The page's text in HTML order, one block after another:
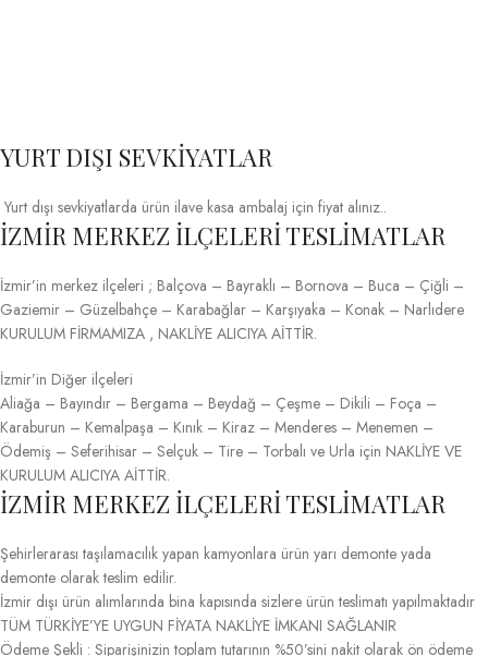
YURT DIŞI SEVKİYATLAR
Yurt dışı sevkiyatlarda ürün ilave kasa ambalaj için fiyat alınız..
İZMİR MERKEZ İLÇELERİ TESLİMATLAR
İzmir’in merkez ilçeleri ; Balçova – Bayraklı – Bornova – Buca – Çiğli –
Gaziemir – Güzelbahçe – Karabağlar – Karşıyaka – Konak – Narlıdere
KURULUM FİRMAMIZA , NAKLİYE ALICIYA AİTTİR.
İzmir’in Diğer ilçeleri
Aliağa – Bayındır – Bergama – Beydağ – Çeşme – Dikili – Foça –
Karaburun – Kemalpaşa – Kınık – Kiraz – Menderes – Menemen –
Ödemiş – Seferihisar – Selçuk – Tire – Torbalı ve Urla için NAKLİYE VE
KURULUM ALICIYA AİTTİR.
İZMİR MERKEZ İLÇELERİ TESLİMATLAR
Şehirlerarası taşılamacılık yapan kamyonlara ürün yarı demonte yada
demonte olarak teslim edilir.
İzmir dışı ürün alımlarında bina kapısında sizlere ürün teslimatı yapılmaktadır
TÜM TÜRKİYE’YE UYGUN FİYATA NAKLİYE İMKANI SAĞLANIR
Ödeme Şekli : Siparişinizin toplam tutarının %50’sini nakit olarak ön ödeme